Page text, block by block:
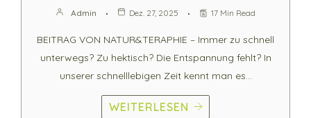
Admin Dez. 27, 2025 17 Min Read
BEITRAG VON NATUR&TERAPHIE – Immer zu schnell
unterwegs? Zu hektisch? Die Entspannung fehlt? In
unserer schnelllebigen Zeit kennt man es…
WEITERLESEN